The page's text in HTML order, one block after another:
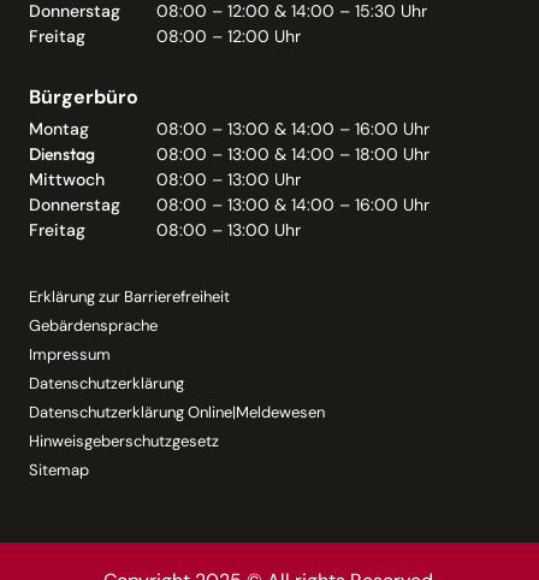
Donnerstag
08:00 – 12:00 & 14:00 – 15:30 Uhr
Freitag
08:00 – 12:00 Uhr
Bürgerbüro
Montag
08:00 – 13:00 & 14:00 – 16:00 Uhr
Dienstag
08:00 – 13:00 & 14:00 – 18:00 Uhr
Mittwoch
08:00 – 13:00 Uhr
Donnerstag
08:00 – 13:00 & 14:00 – 16:00 Uhr
Freitag
08:00 – 13:00 Uhr
Erklärung zur Barrierefreiheit
Gebärdensprache
Impressum
Datenschutzerklärung
Datenschutzerklärung Online|Meldewesen
Hinweisgeberschutzgesetz
Sitemap